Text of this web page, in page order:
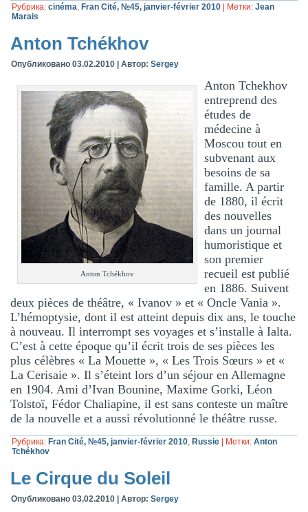
Рубрика: cinéma, Fran Cité, №45, janvier-février 2010 Метки: Jean
Marais
Anton Tchékhov
Опубликовано 03.02.2010 |Автор: Sergey
Anton Tchékhov
Anton Tchekhov
entreprend des
études de
médecine à
Moscou tout en
subvenant aux
besoins de sa
famille. A partir
de 1880, il écrit
des nouvelles
dans un journal
humoristique et
son premier
recueil est publié
en 1886. Suivent
deux pièces de théâtre, « Ivanov » et « Oncle Vania ».
L’hémoptysie, dont il est atteint depuis dix ans, le touche
à nouveau. Il interrompt ses voyages et s’installe à Ialta.
C’est à cette époque qu’il écrit trois de ses pièces les
plus célèbres « La Mouette », « Les Trois Sœurs » et «
La Cerisaie ». Il s’éteint lors d’un séjour en Allemagne
en 1904. Ami d’Ivan Bounine, Maxime Gorki, Léon
Tolstoï, Fédor Chaliapine, il est sans conteste un maître
de la nouvelle et a aussi révolutionné le théâtre russe.
Рубрика: Fran Cité, №45, janvier-février 2010, Russie Метки: Anton
Tchékhov
Le Cirque du Soleil
Опубликовано 03.02.2010 |Автор: Sergey